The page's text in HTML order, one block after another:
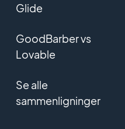
Glide
GoodBarber vs
Lovable
Se alle
sammenligninger